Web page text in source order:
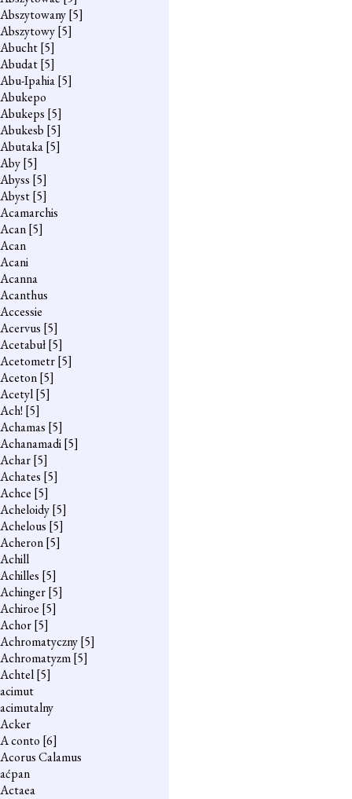
Abszytowany[5]
Abszytowy[5]
Abucht[5]
Abudat[5]
Abu-Ipahia[5]
Abukepo
Abukeps [5]
Abukesb [5]
Abutaka[5]
Aby[5]
Abyss [5]
Abyst[5]
Acamarchis
Acan[5]
Acan
Acani
Acanna
Acanthus
Accessie
Acervus [5]
Acetabuł[5]
Acetometr[5]
Aceton[5]
Acetyl[5]
Ach! [5]
Achamas [5]
Achanamadi[5]
Achar[5]
Achates [5]
Achce [5]
Acheloidy[5]
Achelous [5]
Acheron[5]
Achill
Achilles [5]
Achinger[5]
Achiroe [5]
Achor[5]
Achromatyczny[5]
Achromatyzm[5]
Achtel[5]
acimut
acimutalny
Acker
A conto [6]
Acorus Calamus
aćpan
Actaea